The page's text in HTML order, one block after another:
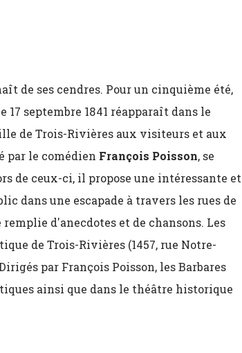
de ses cendres. Pour un cinquième été,
septembre 1841 réapparaît dans le
de Trois-Rivières aux visiteurs et aux
par le comédien François Poisson, se
de ceux-ci, il propose une intéressante et
dans une escapade à travers les rues de
d'anecdotes et de chansons. Les
de Trois-Rivières (1457, rue Notre-
par François Poisson, les Barbares
ainsi que dans le théâtre historique